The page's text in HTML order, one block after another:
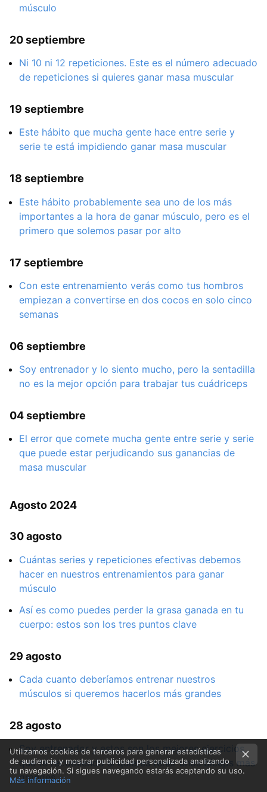
músculo
20 septiembre
Ni 10 ni 12 repeticiones. Este es el número adecuado
de repeticiones si quieres ganar masa muscular
19 septiembre
Este hábito que mucha gente hace entre serie y
serie te está impidiendo ganar masa muscular
18 septiembre
Este hábito probablemente sea uno de los más
importantes a la hora de ganar músculo, pero es el
primero que solemos pasar por alto
17 septiembre
Con este entrenamiento verás como tus hombros
empiezan a convertirse en dos cocos en solo cinco
semanas
06 septiembre
Soy entrenador y lo siento mucho, pero la sentadilla
no es la mejor opción para trabajar tus cuádriceps
04 septiembre
El error que comete mucha gente entre serie y serie
que puede estar perjudicando sus ganancias de
masa muscular
Agosto 2024
30 agosto
Cuántas series y repeticiones efectivas debemos
hacer en nuestros entrenamientos para ganar
músculo
Así es como puedes perder la grasa ganada en tu
cuerpo: estos son los tres puntos clave
29 agosto
Cada cuanto deberíamos entrenar nuestros
músculos si queremos hacerlos más grandes
28 agosto
Soy entrenador y estos son los mejores ejercicios
que te recomiendo si quieres tener unos bíceps más
grandes
Utilizamos cookies de terceros para generar estadísticas
de audiencia y mostrar publicidad personalizada analizando
tu navegación. Si sigues navegando estarás aceptando su uso.
Más información